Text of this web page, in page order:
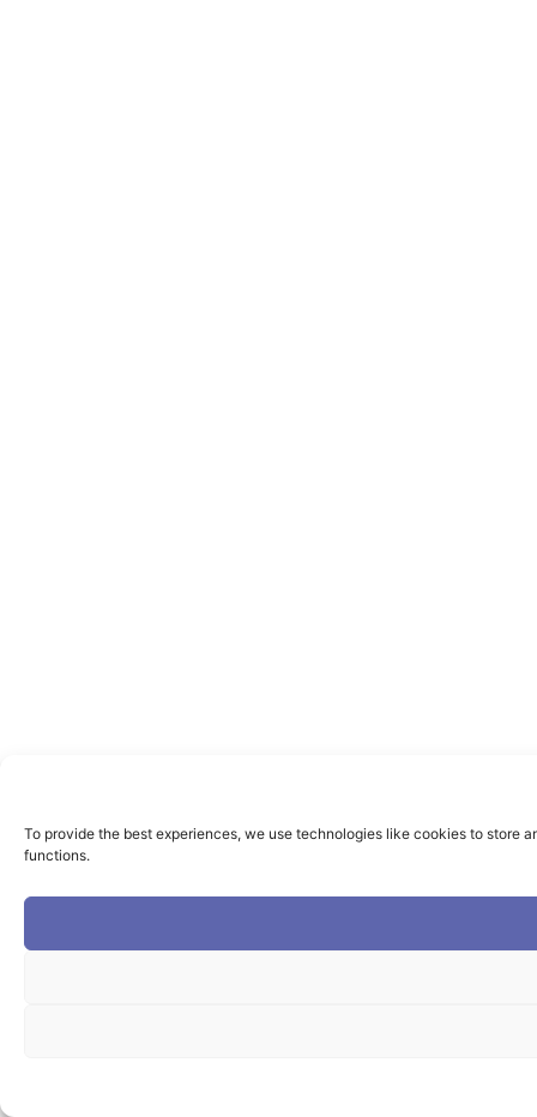
To provide the best experiences, we use technologies like cookies to store
functions.